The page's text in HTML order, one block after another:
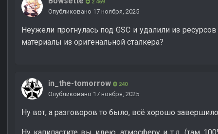
2 469
Опубликовано 17 ноября, 2025
Неужели прогнулась под GSC и удалили из
материалы из оригенальной сталкера?
in_the-tomorrow 240
Опубликовано 17 ноября, 2025
Ну вот, а разговоров то было, всё хорошо